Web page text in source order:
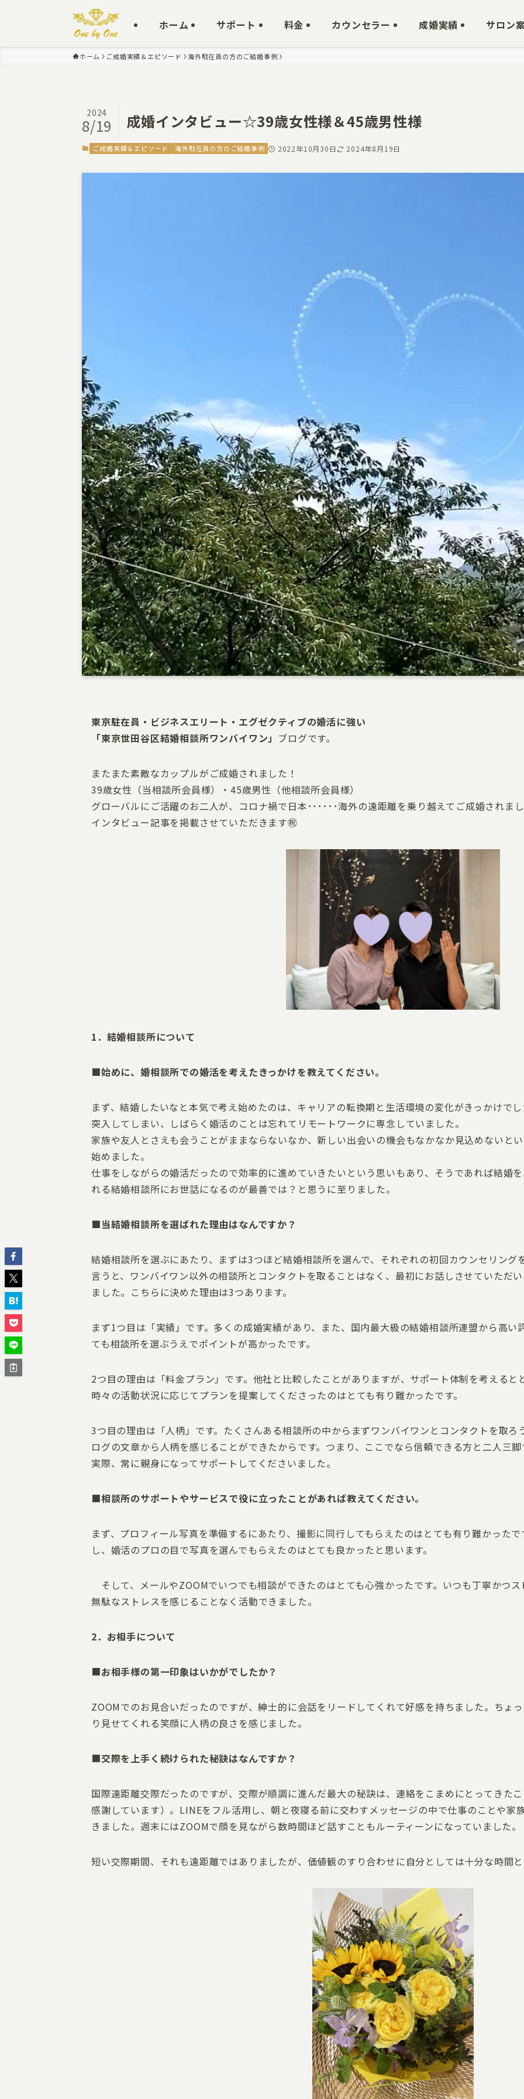
ホーム サポート 料金 カウンセラー 成婚実績 サロン
ホーム ご成婚実績＆エピソード 海外駐在員の方のご結婚事例
成婚インタビュー☆39歳女性様＆45歳男性様
2024
8/19
ご成婚実績＆エピソード 海外駐在員の方のご結婚事例 2022年10月30日 2024年8月19日
東京駐在員・ビジネスエリート・エグゼクティブの婚活に強い
「東京世田谷区結婚相談所ワンバイワン」 ブログです。
またまた素敵なカップルがご成婚されました！
39歳女性（当相談所会員様）・45歳男性（他相談所会員様）
グローバルにご活躍のお二人が、コロナ禍で日本･･････海外の遠距離を乗り越えてご成婚されま
インタビュー記事を掲載させていただきます㊗
1．結婚相談所について
■始めに、婚相談所での婚活を考えたきっかけを教えてください。
まず、結婚したいなと本気で考え始めたのは、キャリアの転換期と生活環境の変化がきっかけで
突入してしまい、しばらく婚活のことは忘れてリモートワークに専念していました。
家族や友人とさえも会うことがままならないなか、新しい出会いの機会もなかなか見込めないと
始めました。
仕事をしながらの婚活だったので効率的に進めていきたいという思いもあり、そうであれば結婚
れる結婚相談所にお世話になるのが最善では？と思うに至りました。
■当結婚相談所を選ばれた理由はなんですか？
結婚相談所を選ぶにあたり、まずは3つほど結婚相談所を選んで、それぞれの初回カウンセリン
言うと、ワンバイワン以外の相談所とコンタクトを取ることはなく、最初にお話しさせていただ
ました。こちらに決めた理由は3つあります。
まず1つ目は「実績」です。多くの成婚実績があり、また、国内最大級の結婚相談所連盟から高
ても相談所を選ぶうえでポイントが高かったです。
2つ目の理由は「料金プラン」です。他社と比較したことがありますが、サポート体制を考える
時々の活動状況に応じてプランを提案してくださったのはとても有り難かったです。
3つ目の理由は「人柄」です。たくさんある相談所の中からまずワンバイワンとコンタクトを取
ログの文章から人柄を感じることができたからです。つまり、ここでなら信頼できる方と二人三
実際、常に親身になってサポートしてくださいました。
■相談所のサポートやサービスで役に立ったことがあれば教えてください。
まず、プロフィール写真を準備するにあたり、撮影に同行してもらえたのはとても有り難かった
し、婚活のプロの目で写真を選んでもらえたのはとても良かったと思います。
そして、メールやZOOMでいつでも相談ができたのはとても心強かったです。いつも丁寧かつ
無駄なストレスを感じることなく活動できました。
2．お相手について
■お相手様の第一印象はいかがでしたか？
ZOOMでのお見合いだったのですが、紳士的に会話をリードしてくれて好感を持ちました。ちょ
り見せてくれる笑顔に人柄の良さを感じました。
■交際を上手く続けられた秘訣はなんですか？
国際遠距離交際だったのですが、交際が順調に進んだ最大の秘訣は、連絡をこまめにとってきた
感謝しています）。LINEをフル活用し、朝と夜寝る前に交わすメッセージの中で仕事のことや家
きました。週末にはZOOMで顔を見ながら数時間ほど話すこともルーティーンになっていました。
短い交際期間、それも遠距離ではありましたが、価値観のすり合わせに自分としては十分な時間